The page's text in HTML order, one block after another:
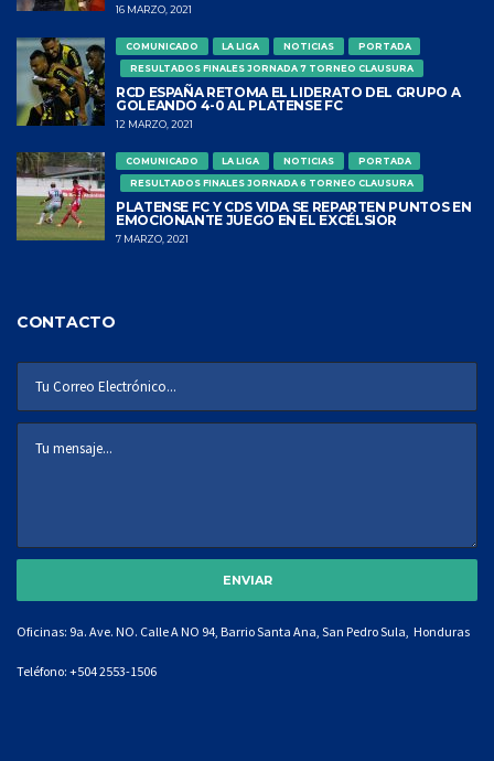
16 MARZO, 2021
COMUNICADO LA LIGA NOTICIAS
PORTADA
RESULTADOS FINALES JORNADA 7 TORNEO CLAUSURA
RCD ESPAÑA RETOMA EL LIDERATO DEL GRUPO A
GOLEANDO 4-0 AL PLATENSE FC
12 MARZO, 2021
COMUNICADO LA LIGA NOTICIAS
PORTADA
RESULTADOS FINALES JORNADA 6 TORNEO CLAUSURA
PLATENSE FC Y CDS VIDA SE REPARTEN PUNTOS EN
EMOCIONANTE JUEGO EN EL EXCÉLSIOR
7 MARZO, 2021
CONTACTO
Oficinas: 9a. Ave. NO. Calle A NO 94, Barrio Santa Ana, San Pedro Sula, Honduras
Teléfono: +504 2553-1506